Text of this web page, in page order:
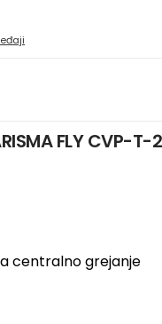
FLY CVP-
centralno grejanje